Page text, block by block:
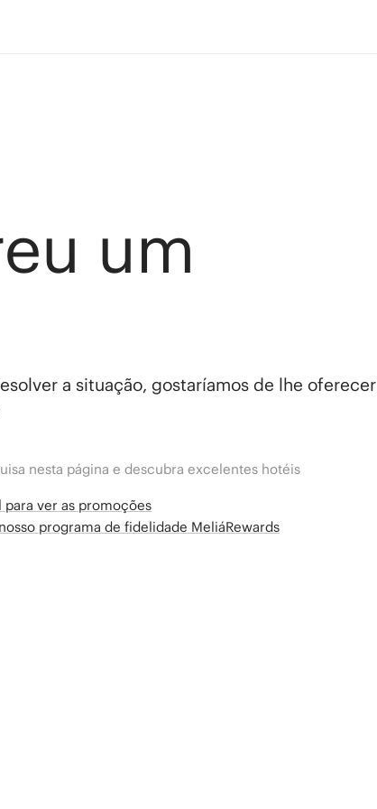
um
a situação, gostaríamos de lhe oferecer
nesta página e descubra excelentes hotéis
para ver as promoções
programa de fidelidade MeliáRewards